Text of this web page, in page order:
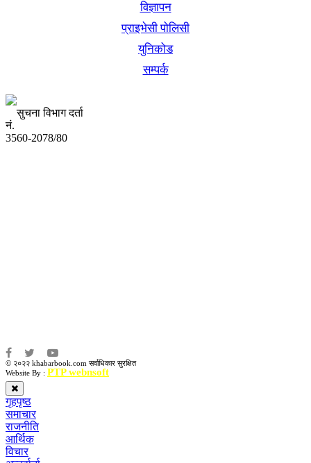
विज्ञापन
प्राइभेसी पोलिसी
युनिकोड
सम्पर्क
सुचना विभाग दर्ता
नं.
3560-2078/80
© २०२२ khabarbook.com सर्वाधिकार सुरक्षित
Website By : PTP webnsoft
गृहपृष्ठ
समाचार
राजनीति
आर्थिक
विचार